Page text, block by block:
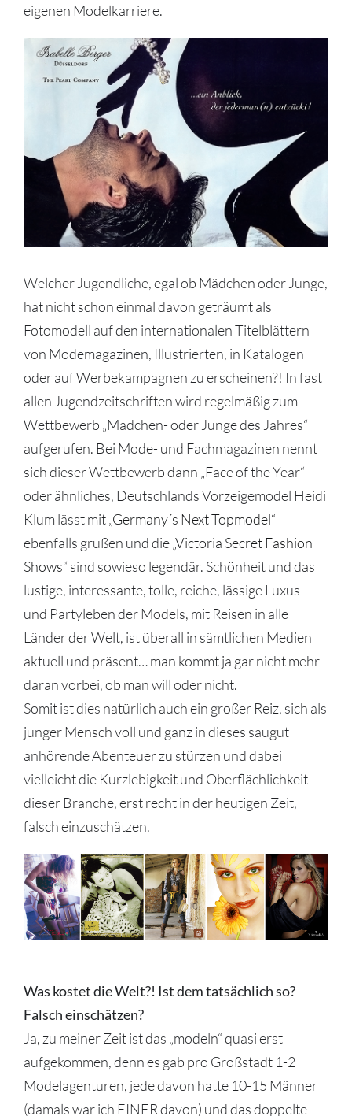
eigenen Modelkarriere.
Welcher Jugendliche, egal ob Mädchen oder Junge,
hat nicht schon einmal davon geträumt als
Fotomodell auf den internationalen Titelblättern
von Modemagazinen, Illustrierten, in Katalogen
oder auf Werbekampagnen zu erscheinen?! In fast
allen Jugendzeitschriften wird regelmäßig zum
Wettbewerb „Mädchen- oder Junge des Jahres“
aufgerufen. Bei Mode- und Fachmagazinen nennt
sich dieser Wettbewerb dann „Face of the Year“
oder ähnliches, Deutschlands Vorzeigemodel Heidi
Klum lässt mit„Germany´s Next Topmodel“
ebenfalls grüßen und die „Victoria Secret Fashion
Shows“ sind sowieso legendär. Schönheit und das
lustige, interessante, tolle, reiche, lässige Luxus-
und Partyleben der Models, mit Reisen in alle
Länder der Welt, ist überall in sämtlichen Medien
aktuell und präsent… man kommt ja gar nicht mehr
daran vorbei, ob man will oder nicht.
Somit ist dies natürlich auch ein großer Reiz, sich als
junger Mensch voll und ganz in dieses saugut
anhörende Abenteuer zu stürzen und dabei
vielleicht die Kurzlebigkeit und Oberflächlichkeit
dieser Branche, erst recht in der heutigen Zeit,
falsch einzuschätzen.
Was kostet die Welt?! Ist dem tatsächlich so?
Falsch einschätzen?
Ja, zu meiner Zeit ist das „modeln“ quasi erst
aufgekommen, denn es gab pro Großstadt 1-2
Modelagenturen, jede davon hatte 10-15 Männer
(damals war ich EINER davon) und das doppelte